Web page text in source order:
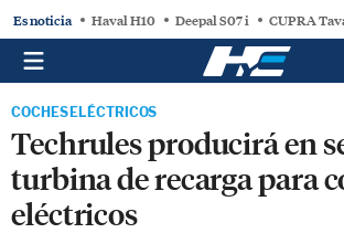
Es noticia Haval H10 Deepal S07 i CUPRA
COCHES ELÉCTRICOS
Techrules producirá en
turbina de recarga para
eléctricos